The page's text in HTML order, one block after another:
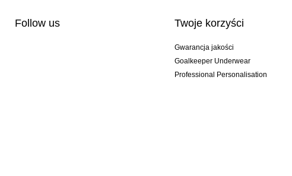
Follow us Twoje korzyści
Gwarancja jakości
Goalkeeper Underwear
Professional Personalisation